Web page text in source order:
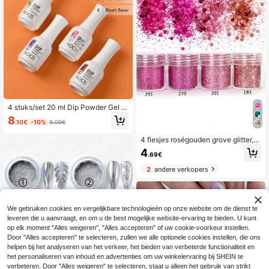
4 stuks/set 20 ml Dip Powder Gel S
et, inclusief basislaag, toplaag, acti
vator en opbergtas voor kwast, ess
8.10€ -10% 9.09€
4 flesjes roségouden grove glitter, g
rove glitter, gezichtsglitter, holografi
sche knutselpailletten, cosmetische
glitter, doe-het-zelf nageldecoratie
s, nagelsteentjes, nagelbenodigdhe
den voor nagels
4.69€
2andere verkopers
We gebruiken cookies en vergelijkbare technologieën op onze website om de dienst te
leveren die u aanvraagt, en om u de best mogelijke website-ervaring te bieden. U kunt
op elk moment "Alles weigeren", "Alles accepteren" of uw cookie-voorkeur instellen.
Door "Alles accepteren" te selecteren, zullen we alle optionele cookies instellen, die ons
helpen bij het analyseren van het verkeer, het bieden van verbeterde functionaliteit en
het personaliseren van inhoud en advertenties om uw winkelervaring bij SHEIN te
verbeteren. Door "Alles weigeren" te selecteren, staat u alleen het gebruik van strikt